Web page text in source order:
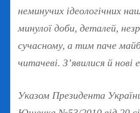
неминучих ідеологічних
минулої доби, деталей,
сучасному, а тим паче
читачеві. З’явилися й нові
Указом Президента